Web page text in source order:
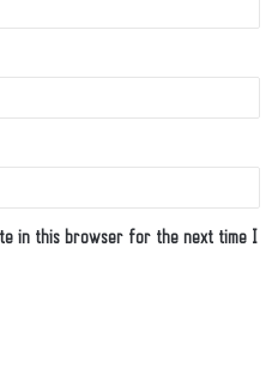
in this browser for the next time I